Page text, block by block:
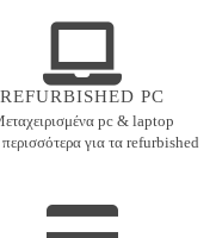
REFURBISHED PC
pc & laptop
περισσότερα για τα refurbished